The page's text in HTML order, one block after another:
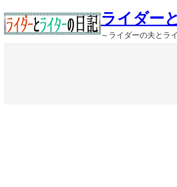
容
を
ライダー
～ライダーの夫とラ